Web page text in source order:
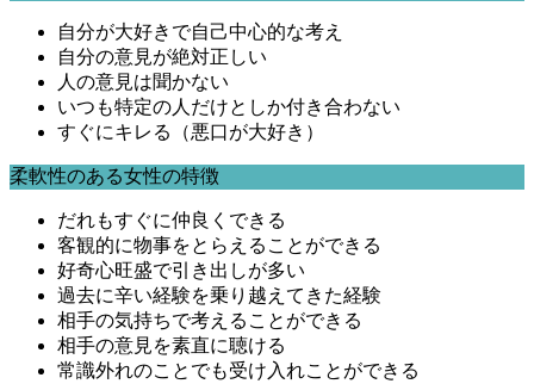
自分が大好きで自己中心的な考え
自分の意見が絶対正しい
人の意見は聞かない
いつも特定の人だけとしか付き合わない
すぐにキレる（悪口が大好き）
柔軟性のある女性の特徴
だれもすぐに仲良くできる
客観的に物事をとらえることができる
好奇心旺盛で引き出しが多い
過去に辛い経験を乗り越えてきた経験
相手の気持ちで考えることができる
相手の意見を素直に聴ける
常識外れのことでも受け入れことができる